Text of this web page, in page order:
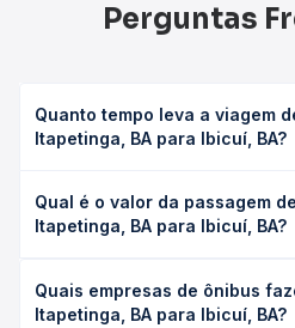
Perguntas
Quanto tempo leva a viagem
Itapetinga, BA para Ibicuí, BA?
em média 1h 30min, podendo
tipo de serviço (convencional,
opção na data desejada.
Qual é o valor da passagem
Itapetinga, BA para Ibicuí, BA?
Ibicuí, BA custa em média R$
data da viagem, a empresa, o
Quais empresas de ônibus
Itapetinga, BA para Ibicuí, BA?